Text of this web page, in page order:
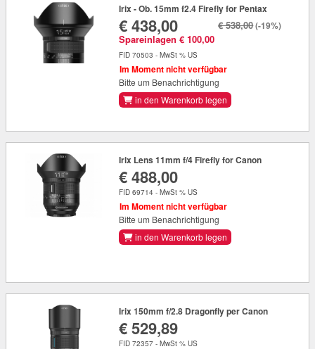
Irix - Ob. 15mm f2.4 Firefly for Pentax
€ 438,00
Spareinlagen € 100,00
€ 538,00(-19%)
FID 70503 - MwSt % US
Im Moment nicht verfügbar
Bitte um Benachrichtigung
in den Warenkorb legen
Irix Lens 11mm f/4 Firefly for Canon
€ 488,00
FID 69714 - MwSt % US
Im Moment nicht verfügbar
Bitte um Benachrichtigung
in den Warenkorb legen
Irix 150mm f/2.8 Dragonfly per Canon
€ 529,89
FID 72357 - MwSt % US